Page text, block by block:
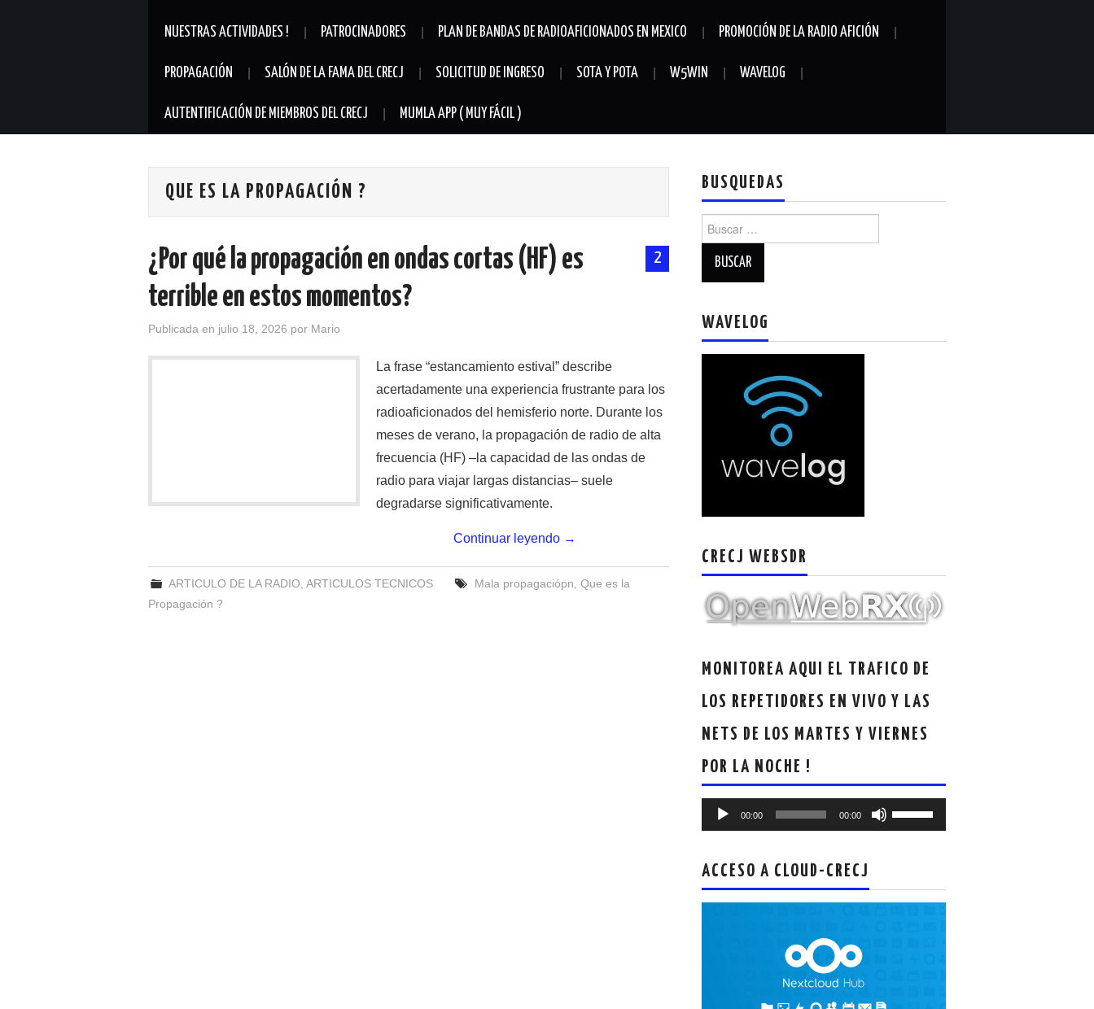
NUESTRAS ACTIVIDADES ! PATROCINADORES PLAN DE BANDAS DE RADIOAFICIONADOS EN MEXICO PROMOCIÓN DE LA RADIO AFICIÓN
PROPAGACIÓN SALÓN DE LA FAMA DEL CRECJ SOLICITUD DE INGRESO SOTA Y POTA W5WIN WAVELOG
AUTENTIFICACIÓN DE MIEMBROS DEL CRECJ MUMLA APP ( MUY FÁCIL )
QUE ES LA PROPAGACIÓN ?
2
¿Por qué la propagación en ondas cortas (HF) es
terrible en estos momentos?
Publicada en julio 18, 2026 por Mario
La frase “estancamiento estival” describe
acertadamente una experiencia frustrante para los
radioaficionados del hemisferio norte. Durante los
meses de verano, la propagación de radio de alta
frecuencia (HF) –la capacidad de las ondas de
radio para viajar largas distancias– suele
degradarse significativamente.
Continuar leyendo →
ARTICULO DE LA RADIO ,ARTICULOS TECNICOS Mala propagaciópn Que es la
Propagación ?
BUSQUEDAS
WAVELOG
CRECJ WEBSDR
MONITOREA AQUI EL TRAFICO DE
LOS REPETIDORES EN VIVO Y LAS
NETS DE LOS MARTES Y VIERNES
POR LA NOCHE !
Reproductor
de
00:00 00:00
las
flecha
ACCESO A CLOUD-CRECJ